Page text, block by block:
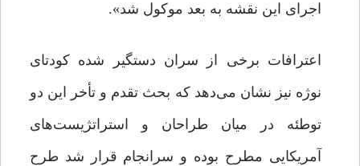
اجرای این نقشه‌ به بعد موکول شد».
اعترافات برخی از سران دستگیر شده کودتای
نوژه نیز نشان‌ می‌دهد که بحث تقدم و تأخر این دو
توطئه در میان طراحان و استراتژیست‌های
آمریکایی مطرح بوده و سرانجام قرار شد طرح